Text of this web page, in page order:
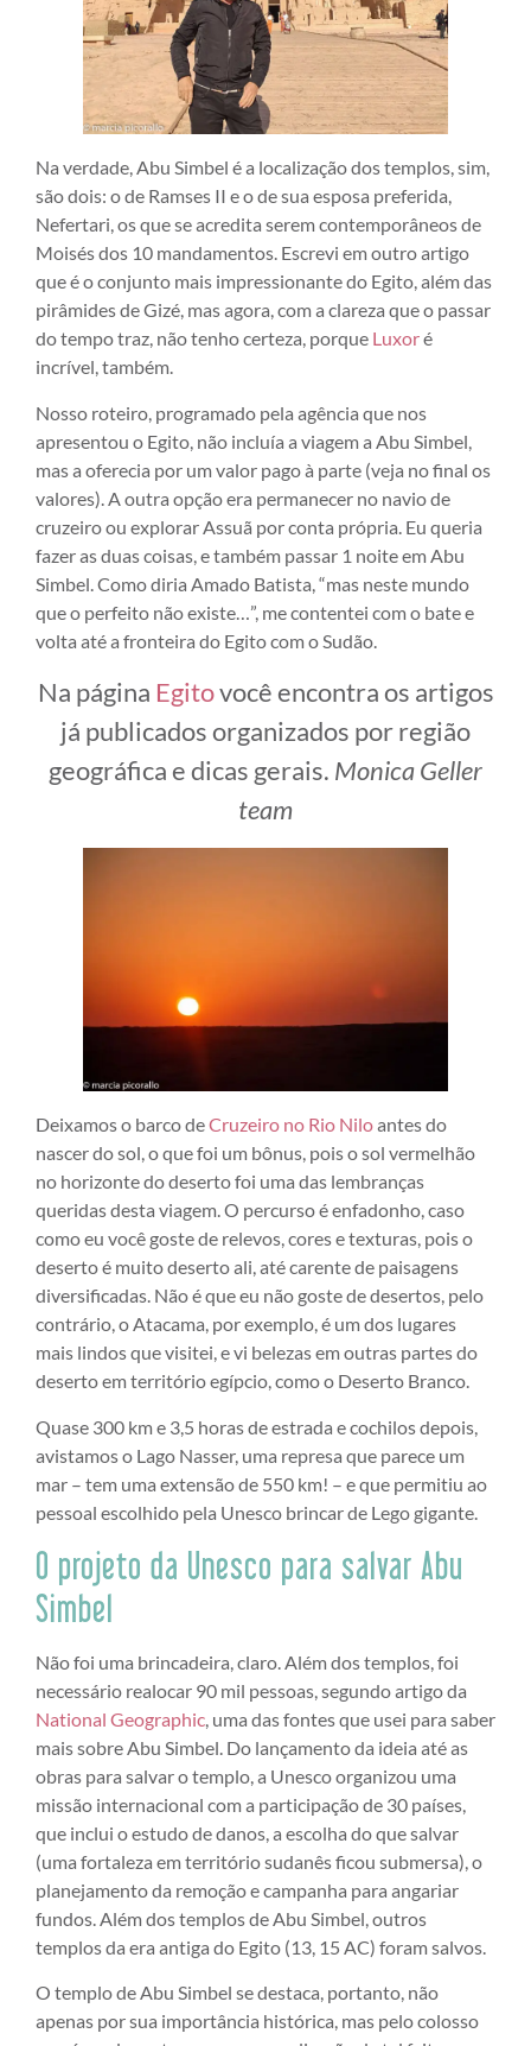
Na verdade, Abu Simbel é a localização dos templos, sim,
são dois: o de Ramses II e o de sua esposa preferida,
Nefertari, os que se acredita serem contemporâneos de
Moisés dos 10 mandamentos. Escrevi em outro artigo
que é o conjunto mais impressionante do Egito, além das
pirâmides de Gizé, mas agora, com a clareza que o passar
do tempo traz, não tenho certeza, porque Luxoré
incrível, também.
Nosso roteiro, programado pela agência que nos
apresentou o Egito, não incluía a viagem a Abu Simbel,
mas a oferecia por um valor pago à parte (veja no final os
valores). A outra opção era permanecer no navio de
cruzeiro ou explorar Assuã por conta própria. Eu queria
fazer as duas coisas, e também passar 1 noite em Abu
Simbel. Como diria Amado Batista, “mas neste mundo
que o perfeito não existe…”, me contentei com o bate e
volta até a fronteira do Egito com o Sudão.
Na página Egitovocê encontra os artigos
já publicados organizados por região
geográfica e dicas gerais. Monica Geller
team
Deixamos o barco deCruzeiro no Rio Niloantes do
nascer do sol, o que foi um bônus, pois o sol vermelhão
no horizonte do deserto foi uma das lembranças
queridas desta viagem. O percurso é enfadonho, caso
como eu você goste de relevos, cores e texturas, pois o
deserto é muito deserto ali, até carente de paisagens
diversificadas. Não é que eu não goste de desertos, pelo
contrário, o Atacama, por exemplo, é um dos lugares
mais lindos que visitei, e vi belezas em outras partes do
deserto em território egípcio, como o Deserto Branco.
Quase 300 km e 3,5 horas de estrada e cochilos depois,
avistamos o Lago Nasser, uma represa que parece um
mar – tem uma extensão de 550 km! – e que permitiu ao
pessoal escolhido pela Unesco brincar de Lego gigante.
O projeto da Unesco para salvar Abu
Simbel
Não foi uma brincadeira, claro. Além dos templos, foi
necessário realocar 90 mil pessoas, segundo artigo da
National Geographic, uma das fontes que usei para saber
mais sobre Abu Simbel. Do lançamento da ideia até as
obras para salvar o templo, a Unesco organizou uma
missão internacional com a participação de 30 países,
que inclui o estudo de danos, a escolha do que salvar
(uma fortaleza em território sudanês ficou submersa), o
planejamento da remoção e campanha para angariar
fundos. Além dos templos de Abu Simbel, outros
templos da era antiga do Egito (13, 15 AC) foram salvos.
O templo de Abu Simbel se destaca, portanto, não
apenas por sua importância histórica, mas pelo colosso